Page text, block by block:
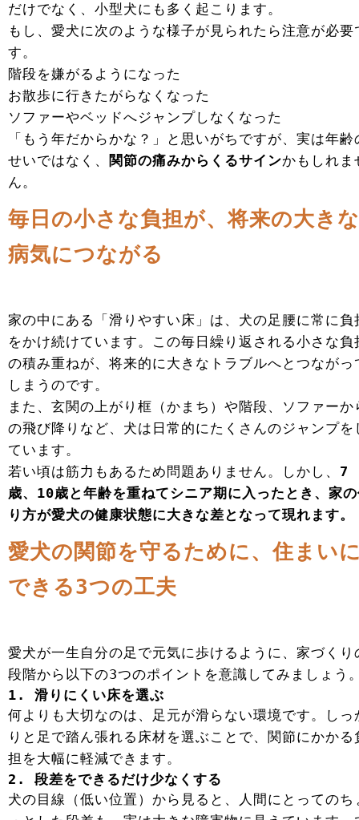
だけでなく、小型犬にも多く起こります。
もし、愛犬に次のような様子が見られたら注意が必要
す。
階段を嫌がるようになった
お散歩に行きたがらなくなった
ソファーやベッドへジャンプしなくなった
「もう年だからかな？」と思いがちですが、実は年齢
せいではなく、 関節の痛みからくるサインかもしれま
ん。
毎日の小さな負担が、将来の大きな
病気につながる
家の中にある「滑りやすい床」は、犬の足腰に常に負
をかけ続けています。この毎日繰り返される小さな負
の積み重ねが、将来的に大きなトラブルへとつながっ
しまうのです。
また、玄関の上がり框（かまち）や階段、ソファーか
の飛び降りなど、犬は日常的にたくさんのジャンプを
ています。
若い頃は筋力もあるため問題ありません。しかし、 7
歳、10歳と年齢を重ねてシニア期に入ったとき、家
り方が愛犬の健康状態に大きな差となって現れます。
愛犬の関節を守るために、住まい
できる3つの工夫
愛犬が一生自分の足で元気に歩けるように、家づくり
段階から以下の3つのポイントを意識してみましょう
1. 滑りにくい床を選ぶ
何よりも大切なのは、足元が滑らない環境です。しっ
りと足で踏ん張れる床材を選ぶことで、関節にかかる
担を大幅に軽減できます。
2. 段差をできるだけ少なくする
犬の目線（低い位置）から見ると、人間にとってのち